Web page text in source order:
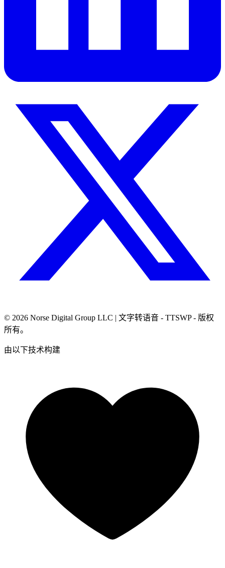
© 2026 Norse Digital Group LLC | 文字转语音 - TTSWP - 版权
所有。
由以下技术构建